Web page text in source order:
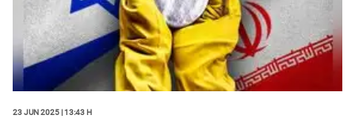
23 Jun 2025 | 13:43 h